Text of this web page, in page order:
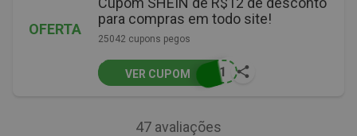
OFERTA
para compras em todo site!
25042 cupons pegos
ST1
VER CUPOM
47 avaliações